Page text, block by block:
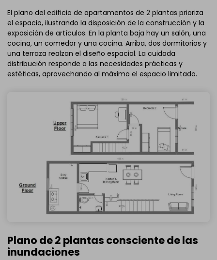
El plano del edificio de apartamentos de 2 plantas prioriza
el espacio, ilustrando la disposición de la construcción y la
exposición de artículos. En la planta baja hay un salón, una
cocina, un comedor y una cocina. Arriba, dos dormitorios y
una terraza realzan el diseño espacial. La cuidada
distribución responde a las necesidades prácticas y
estéticas, aprovechando al máximo el espacio limitado.
Plano de 2 plantas consciente de las
inundaciones